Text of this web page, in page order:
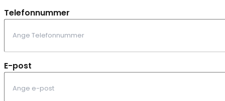
Telefonnummer
E-post